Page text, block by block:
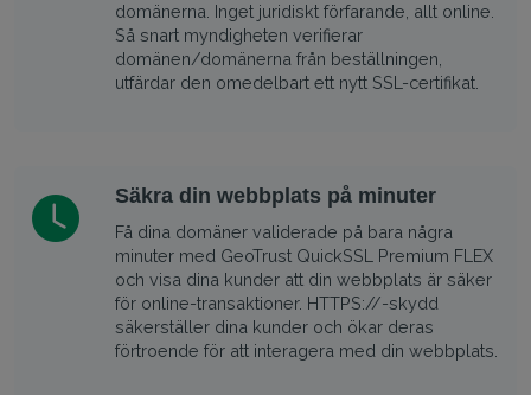
domänerna. Inget juridiskt förfarande, allt online.
Så snart myndigheten verifierar
domänen/domänerna från beställningen,
utfärdar den omedelbart ett nytt SSL-certifikat.
Säkra din webbplats på minuter
Få dina domäner validerade på bara några
minuter med GeoTrust QuickSSL Premium FLEX
och visa dina kunder att din webbplats är säker
för online-transaktioner. HTTPS://-skydd
säkerställer dina kunder och ökar deras
förtroende för att interagera med din webbplats.